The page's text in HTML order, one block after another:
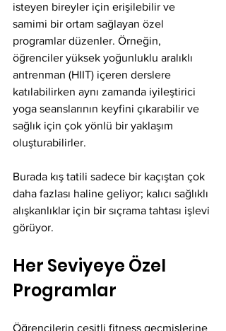
isteyen bireyler için erişilebilir ve
samimi bir ortam sağlayan özel
programlar düzenler. Örneğin,
öğrenciler yüksek yoğunluklu aralıklı
antrenman (HIIT) içeren derslere
katılabilirken aynı zamanda iyileştirici
yoga seanslarının keyfini çıkarabilir ve
sağlık için çok yönlü bir yaklaşım
oluşturabilirler.
Burada kış tatili sadece bir kaçıştan çok
daha fazlası haline geliyor; kalıcı sağlıklı
alışkanlıklar için bir sıçrama tahtası işlevi
görüyor.
Her Seviyeye Özel
Programlar
Öğrencilerin çeşitli fitness geçmişlerine